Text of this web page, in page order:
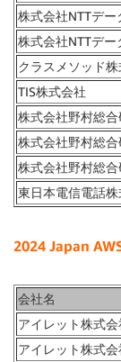
株式会社NTTデー
株式会社NTTデー
クラスメソッド株
TIS株式会社
株式会社野村総
株式会社野村総
株式会社野村総
東日本電信電話株
2024 Japan
会社名
アイレット株式会
アイレット株式会